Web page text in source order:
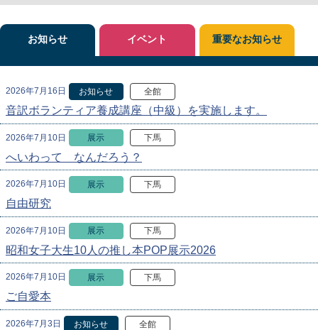
お知らせ
2026年7月16日 お知らせ 全館
音訳ボランティア養成講座（中級）を実施します。
2026年7月10日 展示 下馬
へいわって なんだろう？
2026年7月10日 展示 下馬
自由研究
2026年7月10日 展示 下馬
昭和女子大生10人の推し本POP展示2026
2026年7月10日 展示 下馬
ご自愛本
2026年7月3日 お知らせ 全館
イベント 重要なお知らせ